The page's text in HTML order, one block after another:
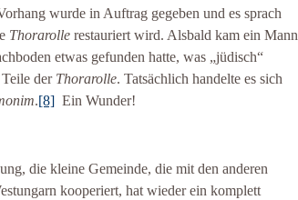
wurde in Auftrag gegeben und es sprach
Thorarolle restauriert wird. Alsbald kam ein Mann
etwas gefunden hatte, was „jüdisch“
Teile der Thorarolle. Tatsächlich handelte es sich
.[8] Ein Wunder!
die kleine Gemeinde, die mit den anderen
kooperiert, hat wieder ein komplett